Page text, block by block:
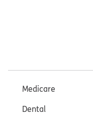
Medicare
Dental